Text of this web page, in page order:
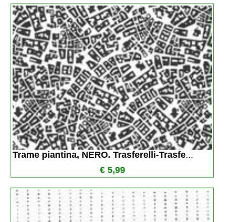
Trame piantina, NERO. Trasferelli-Trasfe...
€ 5,99